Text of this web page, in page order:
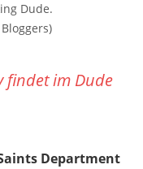
Dude.
findet im Dude
Department